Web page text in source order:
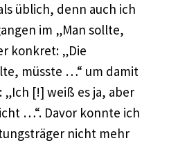
üblich, denn auch ich
im „Man sollte,
konkret: „Die
müsste …“ um damit
„Ich [!] weiß es ja, aber
…“. Davor konnte ich
nicht mehr